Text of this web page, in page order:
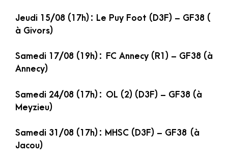
Jeudi 15/08 (17h) : Le Puy Foot (D3F) – GF38 (
à Givors)
Samedi 17/08 (19h) : FC Annecy (R1) – GF38 (à
Annecy)
Samedi 24/08 (17h) : OL (2) (D3F) – GF38 (à
Meyzieu)
Samedi 31/08 (17h) : MHSC (D3F) – GF38 (à
Jacou)